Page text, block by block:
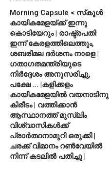
Morning Capsule < സ്‌കൂള്‍
കായികമേളയ്ക്ക് ഇന്നു
കൊടിയേറും | രാഷ്ട്രപതി
ഇന്ന് കേരളത്തിലെത്തും,
ശബരിമല ദര്‍ശനം നാളെ |
ഗതാഗതമന്ത്രിയുടെ
നിര്‍ദ്ദേശം അനുസരിച്ചു,
പക്ഷേ … |കളിക്കളം
കായികമേളയില്‍ വയനാടിനു
കിരീടം | വത്തിക്കാന്‍
ആസ്ഥാനത്ത് മുസ്ലിം
വിശ്വാസികള്‍ക്ക്
പ്രാര്‍ത്ഥനാമുറി ഒരുക്കി |
ചരക്ക് വിമാനം റണ്‍വേയില്‍
നിന്ന് കടലില്‍ പതിച്ചു |